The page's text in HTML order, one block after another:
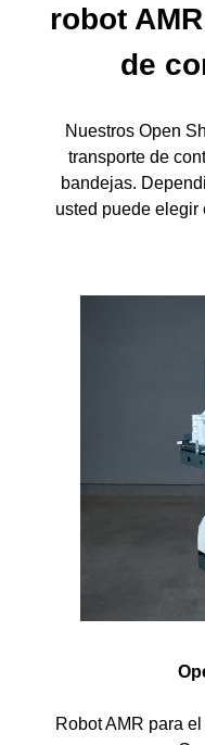
robot
de
Nuestros Open
transporte de
bandejas.
usted puede elegir
Robot AMR para